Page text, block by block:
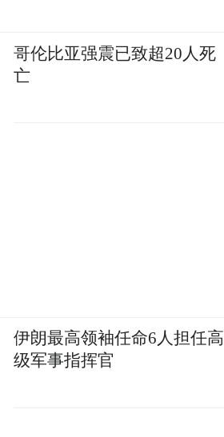
哥伦比亚强震已致超20人死
亡
伊朗最高领袖任命6人担任高
级军事指挥官